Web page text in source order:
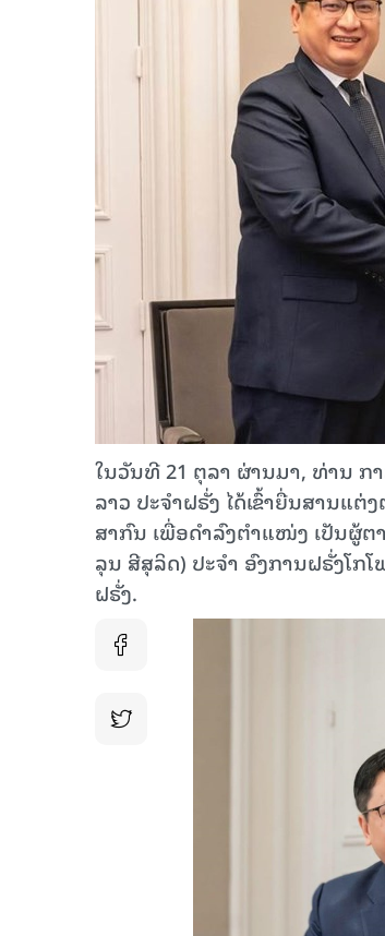
ໃນວັນທີ 21 ຕຸລາ ຜ່ານມາ, ທ່ານ
ລາວ ປະຈຳຝຣັ່ງ ໄດ້ເຂົ້າຍື່ນສານແ
ສາກົນ ເພື່ອດຳລົງຕຳແໜ່ງ ເປັນຜູ້
ລຸນ ສີສຸລິດ) ປະຈຳ ອົງການຝຣັ່ງໂກ
ຝຣັ່ງ.